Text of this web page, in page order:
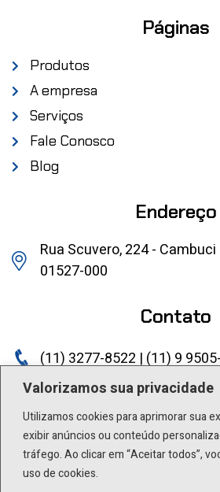
Valorizamos sua privacidade
Utilizamos cookies para aprimorar sua
exibir anúncios ou conteúdo
tráfego. Ao clicar em “Aceitar todos”,
uso de cookies.
Páginas
Produtos
A empresa
Serviços
Fale Conosco
Blog
Endereço
Rua Scuvero, 224 - Cambuci
01527-000
Contato
(11) 3277-8522 | (11) 9
lactea@lactea.com.br
Social